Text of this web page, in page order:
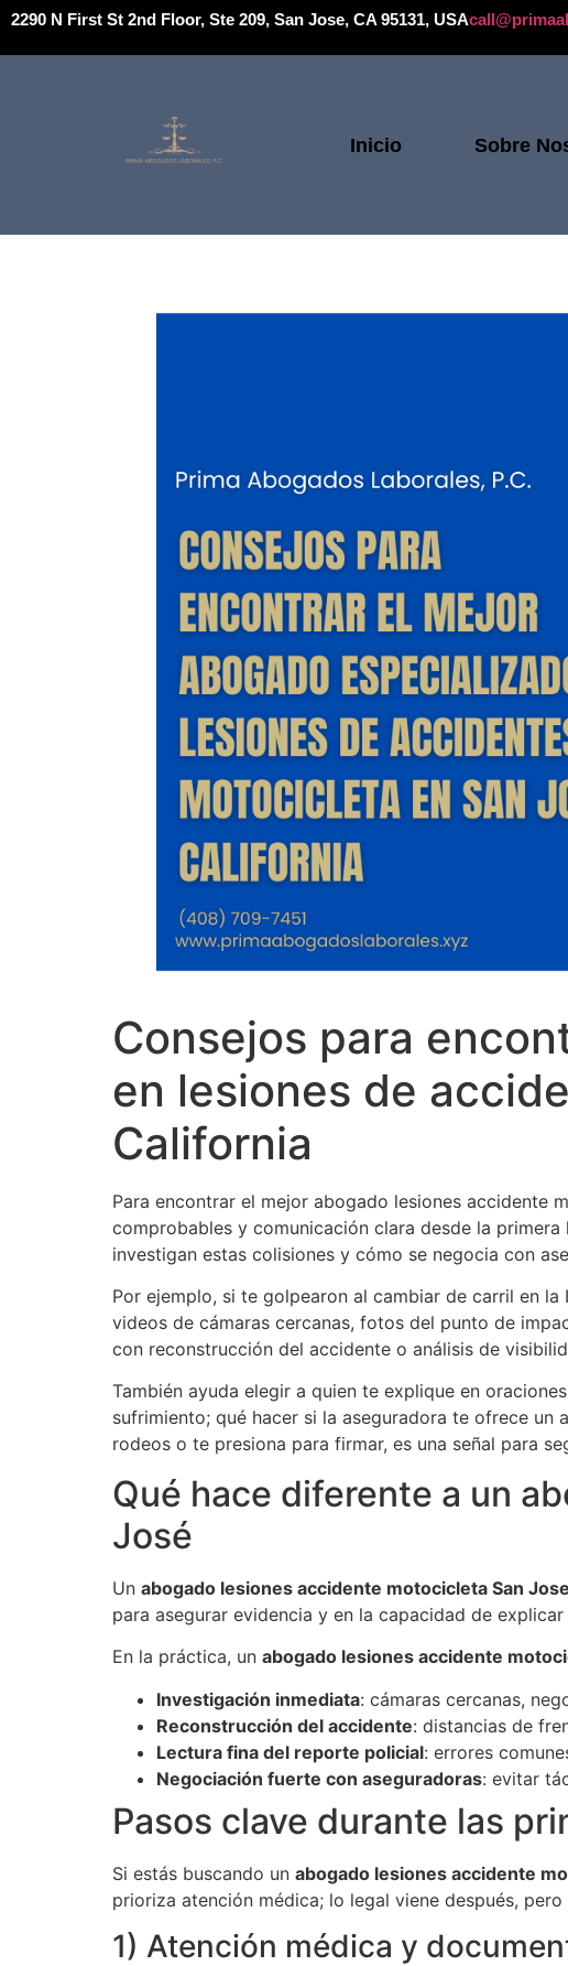
2290 N First St 2nd Floor, Ste 209, San Jose, CA 95131, USA
Inicio Sobre
Consejos para
en lesiones de
California
Para encontrar el mejor abogado lesiones accidente
comprobables y comunicación clara desde la
investigan estas colisiones y cómo se negocia con
Por ejemplo, si te golpearon al cambiar de carril en
videos de cámaras cercanas, fotos del punto de
con reconstrucción del accidente o análisis de
También ayuda elegir a quien te explique en
sufrimiento; qué hacer si la aseguradora te ofrece
rodeos o te presiona para firmar, es una señal para
Qué hace diferente a un
José
Un abogado lesiones accidente motocicleta San Jose
para asegurar evidencia y en la capacidad de
En la práctica, un abogado lesiones accidente
Investigación inmediata: cámaras cercanas,
Reconstrucción del accidente: distancias de
Lectura fina del reporte policial: errores
Negociación fuerte con aseguradoras: evitar
Pasos clave durante las
Si estás buscando un abogado lesiones accidente
prioriza atención médica; lo legal viene después,
1) Atención médica y